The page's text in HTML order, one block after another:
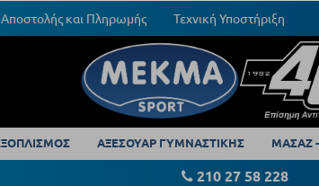
Αποστολής και Πληρωμής Τεχνική Υποστήριξη
ΑΞΕΣΟΥΑΡ ΓΥΜΝΑΣΤΙΚΗΣ ΜΑΣΑΖ -
210 27 58 228